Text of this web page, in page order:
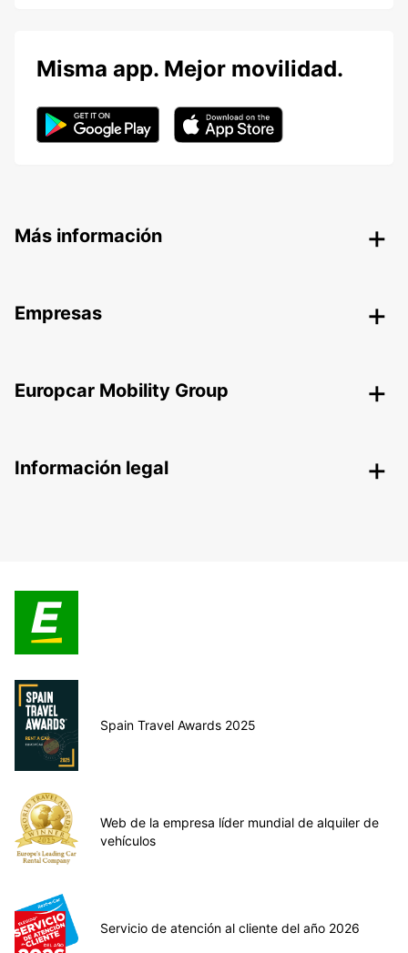
Misma app. Mejor movilidad.
Más información
Empresas
Europcar Mobility Group
Información legal
Spain Travel Awards 2025
Web de la empresa líder mundial de alquiler de
vehículos
Servicio de atención al cliente del año 2026